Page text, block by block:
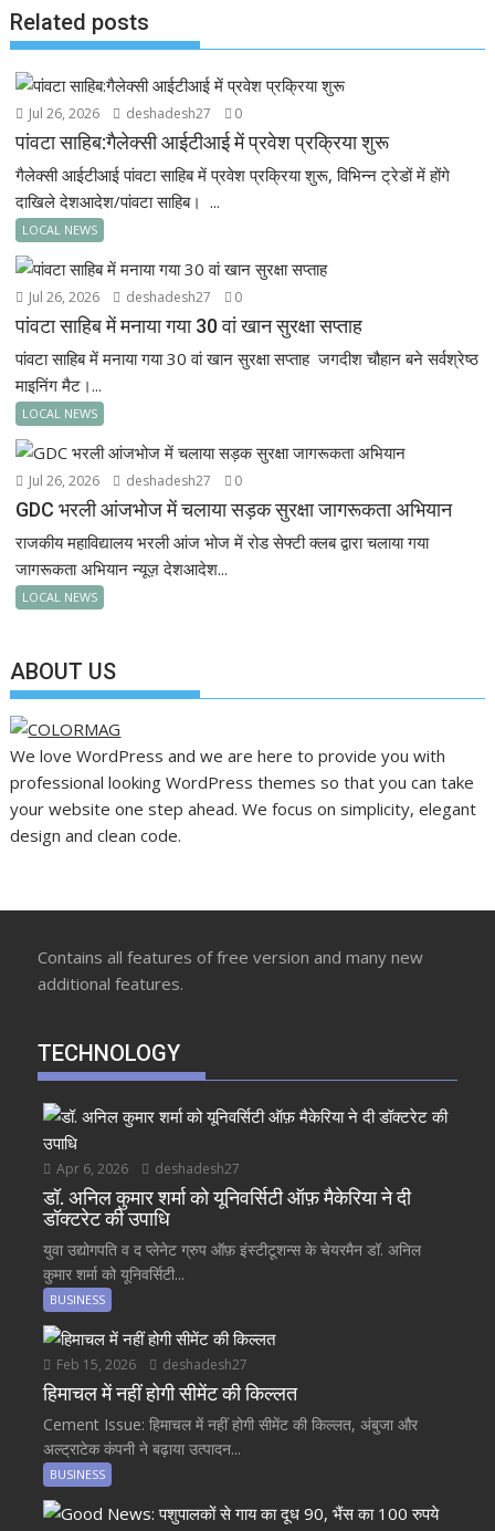
Related posts
Jul 26, 2026 deshadesh27 0
पांवटा साहिब:गैलेक्सी आईटीआई में प्रवेश प्रक्रिया शुरू
गैलेक्सी आईटीआई पांवटा साहिब में प्रवेश प्रक्रिया शुरू, विभिन्न ट्रेडों में होंगे
दाखिले देशआदेश/पांवटा साहिब। ...
LOCAL NEWS
Jul 26, 2026 deshadesh27 0
पांवटा साहिब में मनाया गया 30 वां खान सुरक्षा सप्ताह
पांवटा साहिब में मनाया गया 30 वां खान सुरक्षा सप्ताह जगदीश चौहान बने सर्वश्रेष्ठ
माइनिंग मैट।...
LOCAL NEWS
Jul 26, 2026 deshadesh27 0
GDC भरली आंजभोज में चलाया सड़क सुरक्षा जागरूकता अभियान
राजकीय महाविद्यालय भरली आंज भोज में रोड सेफ्टी क्लब द्वारा चलाया गया
जागरूकता अभियान न्यूज़ देशआदेश...
LOCAL NEWS
ABOUT US
We love WordPress and we are here to provide you with
professional looking WordPress themes so that you can take
your website one step ahead. We focus on simplicity, elegant
design and clean code.
Contains all features of free version and many new
additional features.
TECHNOLOGY
Apr 6, 2026 deshadesh27
डॉ. अनिल कुमार शर्मा को यूनिवर्सिटी ऑफ़ मैकेरिया ने दी
डॉक्टरेट की उपाधि
युवा उद्योगपति व द प्लेनेट ग्रुप ऑफ़ इंस्टीटूशन्स के चेयरमैन डॉ. अनिल
कुमार शर्मा को यूनिवर्सिटी...
BUSINESS
Feb 15, 2026 deshadesh27
हिमाचल में नहीं होगी सीमेंट की किल्लत
Cement Issue: हिमाचल में नहीं होगी सीमेंट की किल्लत, अंबुजा और
अल्ट्राटेक कंपनी ने बढ़ाया उत्पादन...
BUSINESS